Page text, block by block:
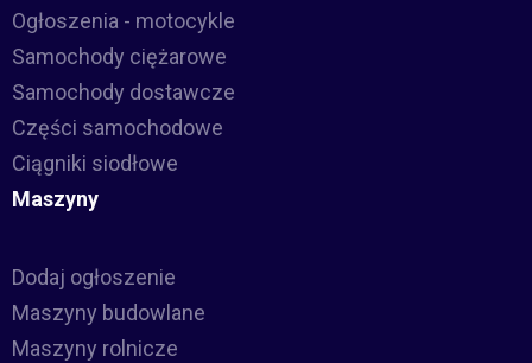
Ogłoszenia - motocykle
Samochody ciężarowe
Samochody dostawcze
Części samochodowe
Ciągniki siodłowe
Maszyny
Dodaj ogłoszenie
Maszyny budowlane
Maszyny rolnicze